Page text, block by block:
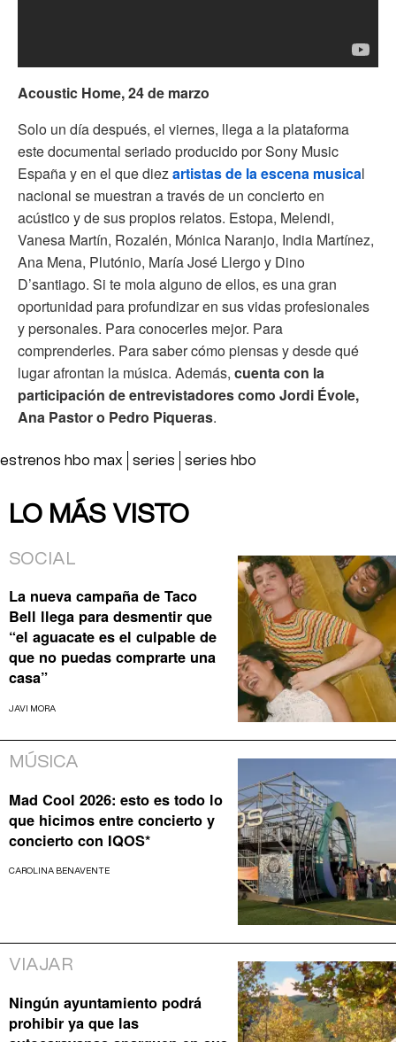
Acoustic Home, 24 de marzo
Solo un día después, el viernes, llega a la plataforma
este documental seriado producido por Sony Music
España y en el que diezartistas de la escena musical
nacional se muestran a través de un concierto en
acústico y de sus propios relatos. Estopa, Melendi,
Vanesa Martín, Rozalén, Mónica Naranjo, India Martínez,
Ana Mena, Plutónio, María José Llergo y Dino
D’santiago. Si te mola alguno de ellos, es una gran
oportunidad para profundizar en sus vidas profesionales
y personales. Para conocerles mejor. Para
comprenderles. Para saber cómo piensas y desde qué
lugar afrontan la música. Además, cuenta con la
participación de entrevistadores como Jordi Évole,
Ana Pastor o Pedro Piqueras.
estrenos hbo max series series hbo
LO MÁS VISTO
SOCIAL
La nueva campaña de Taco
Bell llega para desmentir que
“el aguacate es el culpable de
que no puedas comprarte una
casa”
JAVI MORA
MÚSICA
Mad Cool 2026: esto es todo lo
que hicimos entre concierto y
concierto con IQOS*
CAROLINA BENAVENTE
VIAJAR
Ningún ayuntamiento podrá
prohibir ya que las